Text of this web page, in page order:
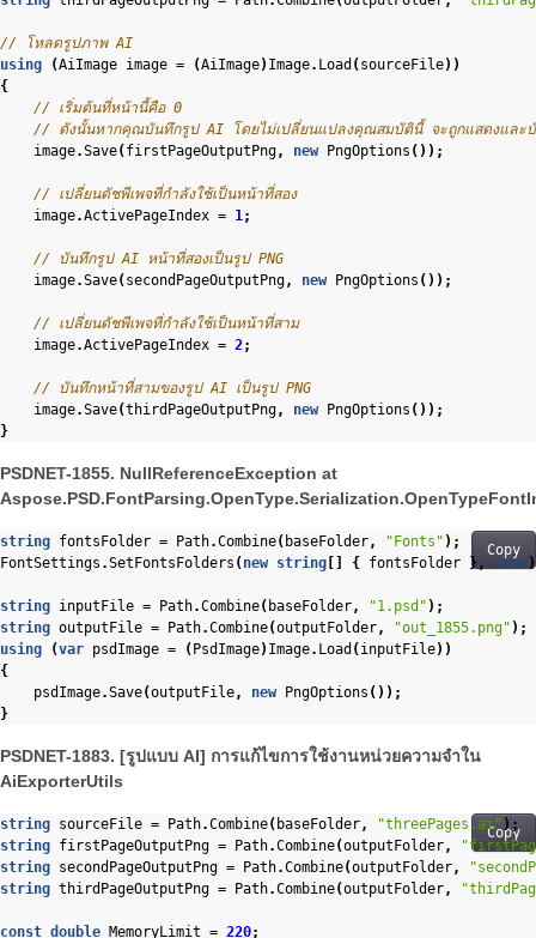
// โหลดรูปภาพ AI
using
(AiImage image = (AiImage) Image. Load ( sourceFile))
{
// เริ่มต้นที่หน้านี้คือ 0
// ดังนั้นหากคุณบันทึกรูป AI โดยไม่เปลี่ยนแปลงคุณสมบัตินี้ จะถูกแสดงและ
image.Save( firstPageOutputPng, new PngOptions ());
// เปลี่ยนดัชพีเพจที่กำลังใช้เป็นหน้าที่สอง
image.ActivePageIndex = 1;
// บันทึกรูป AI หน้าที่สองเป็นรูป PNG
image.Save( secondPageOutputPng, new PngOptions ());
// เปลี่ยนดัชพีเพจที่กำลังใช้เป็นหน้าที่สาม
image.ActivePageIndex = 2;
// บันทึกหน้าที่สามของรูป AI เป็นรูป PNG
image.Save(thirdPageOutputPng, new PngOptions ());
}
PSDNET-1855. NullReferenceException at
Copy
string fontsFolder = Path.Combine( baseFolder, "Fonts" );
FontSettings .SetFontsFolders ( new string { fontsFolder }, true
string inputFile = Path.Combine( baseFolder, "1.psd" );
string outputFile = Path.Combine(outputFolder, "out_1855.png" );
using
(var psdImage = ( PsdImage) Image. Load ( inputFile))
{
psdImage.Save(outputFile, new PngOptions ());
}
PSDNET-1883. [รูปแบบ AI] การแก้ไขการใช้งานหน่วยความจำใน
AiExporterUtils
Copy
string sourceFile = Path.Combine( baseFolder, "threePages.ai" );
string firstPageOutputPng = Path.Combine(outputFolder,
string secondPageOutputPng = Path.Combine(outputFolder,
string thirdPageOutputPng = Path.Combine(outputFolder,
const double MemoryLimit = 220;